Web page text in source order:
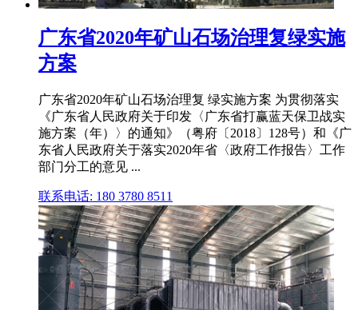
广东省2020年矿山石场治理复绿实施
方案
广东省2020年矿山石场治理复 绿实施方案 为贯彻落实
《广东省人民政府关于印发〈广东省打赢蓝天保卫战实
施方案（年）〉的通知》（粤府〔2018〕128号）和《广
东省人民政府关于落实2020年省〈政府工作报告〉工作
部门分工的意见 ...
联系电话: 180 3780 8511